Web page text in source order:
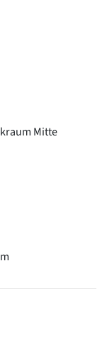
Mitte